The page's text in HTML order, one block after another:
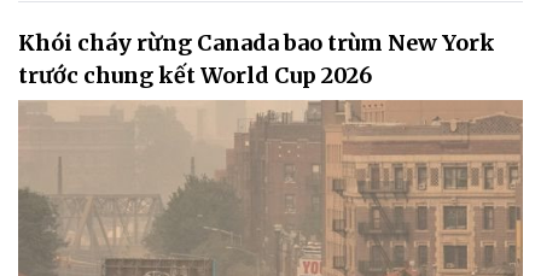
Khói cháy rừng Canada bao trùm New York
trước chung kết World Cup 2026